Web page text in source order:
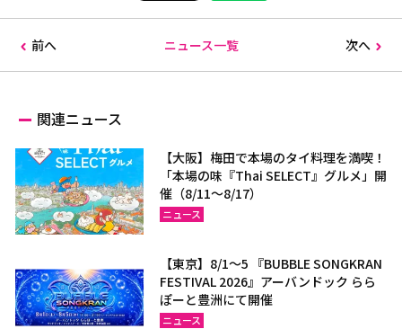
前へ ニュース一覧 次へ
関連ニュース
【大阪】梅田で本場のタイ料理を満喫！
「本場の味『Thai SELECT』グルメ」開
催（8/11～8/17）
ニュース
【東京】8/1～5 『BUBBLE SONGKRAN
FESTIVAL 2026』アーバンドック らら
ぽーと豊洲にて開催
ニュース